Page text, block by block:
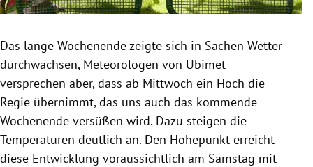
Untermenü
Das lange Wochenende zeigte sich in Sachen Wetter
durchwachsen, Meteorologen von Ubimet
versprechen aber, dass ab Mittwoch ein Hoch die
Regie übernimmt, das uns auch das kommende
Wochenende versüßen wird. Dazu steigen die
Temperaturen deutlich an. Den Höhepunkt erreicht
diese Entwicklung voraussichtlich am Samstag mit